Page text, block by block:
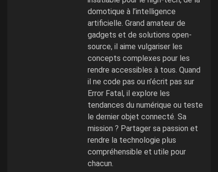
domotique à l’intelligence
artificielle. Grand amateur de
gadgets et de solutions open-
source, il aime vulgariser les
concepts complexes pour les
rendre accessibles à tous. Quand
il ne code pas ou n’écrit pas sur
Error Fatal, il explore les
tendances du numérique ou teste
le dernier objet connecté. Sa
mission ? Partager sa passion et
rendre la technologie plus
compréhensible et utile pour
chacun.